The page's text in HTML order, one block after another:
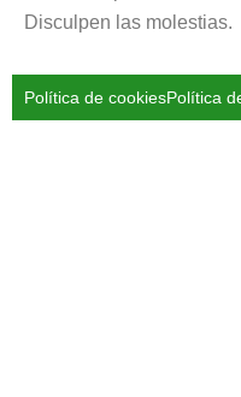
Disculpen las molestias.
Política de cookiesPolítica